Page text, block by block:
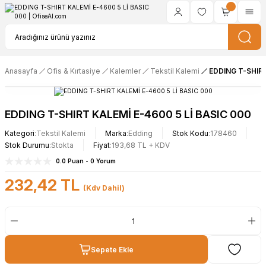
Anasayfa Ofis & Kırtasiye Kalemler Tekstil Kalemi EDDING T-
EDDING T-SHIRT KALEMİ E-4600 5 Lİ BASIC 000
Kategori Tekstil Kalemi Marka Edding Stok Kodu 178460
Stok Durumu Stokta Fiyat 193,68 TL + KDV
0.0 Puan - 0 Yorum
232,42 TL (Kdv Dahil)
Sepete Ekle